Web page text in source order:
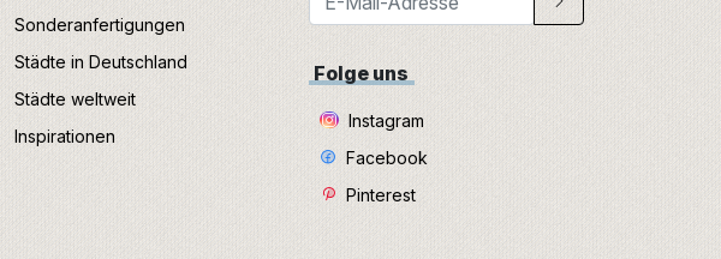
Sonderanfertigungen
Städte in Deutschland
Städte weltweit
Inspirationen
Folge uns
Instagram
Facebook
Pinterest